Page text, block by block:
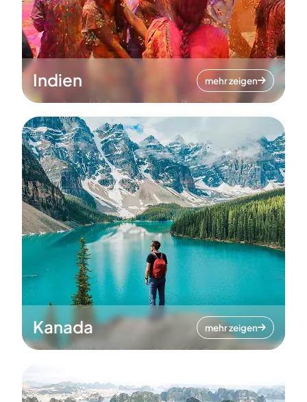
Indien mehr zeigen
Kanada mehr zeigen